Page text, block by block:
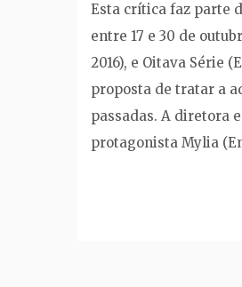
Esta crítica faz parte
entre 17 e 30 de
2016), e Oitava Série
proposta de tratar a
passadas. A diretora
protagonista Mylia